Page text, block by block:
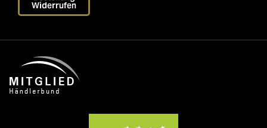
Widerrufen